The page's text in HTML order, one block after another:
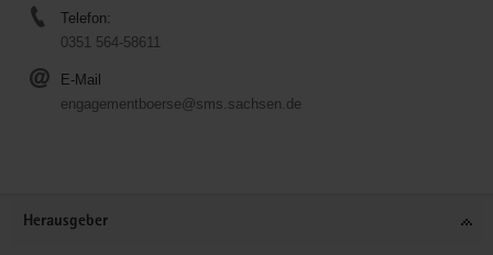
Telefon:
0351 564-58611
E-Mail
engagementboerse@sms.sachsen.de
Herausgeber